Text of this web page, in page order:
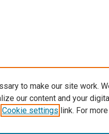
to make our site work.
our content and your
Cookie settings link. For